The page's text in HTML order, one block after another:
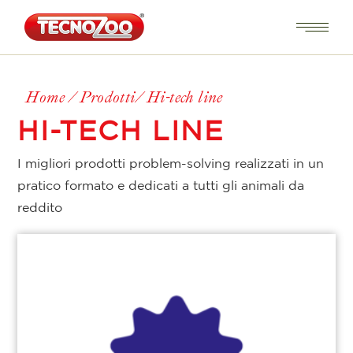
Home Prodotti Hi-tech line
HI-TECH LINE
I migliori prodotti problem-solving realizzati in un
pratico formato e dedicati a tutti gli animali da
reddito